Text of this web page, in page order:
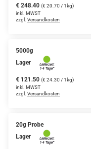
€ 248.40 (€ 20.70 / 1kg)
inkl. MWST
zzgl. Versandkosten
5000g
Lager
€ 121.50 (€ 24.30 / 1kg)
inkl. MWST
zzgl. Versandkosten
20g Probe
Lager